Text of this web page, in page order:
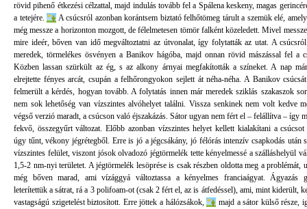
rövid pihenő étkezési célzattal, majd indulás tovább fel a Spálena keskeny, magas
a tetejére.
A csúcsról azonban korántsem biztató felhőtömeg tárult a szemük elé,
még messze a horizonton mozgott, de félelmetesen tömör falként közeledett. Mivel
mire ideér, bőven van idő megváltoztatni az útvonalat, így folytatták az utat. A
meredek, törmelékes ösvényen a Banikov hágóba, majd onnan rövid mászással fel a
Közben lassan szürkült az ég, s az alkony árnyai megfakították a színeket. A nap
elrejtette fényes arcát, csupán a felhőrongyokon sejlett át néha-néha. A Banikov
felmerült a kérdés, hogyan tovább. A folytatás innen már meredek sziklás szakaszok
nem sok lehetőség van vízszintes alvóhelyet találni. Vissza senkinek nem volt kedve
végső verzió maradt, a csúcson való éjszakázás. Sátor ugyan nem fért el – felállítva – így
fekvő, összegyűrt változat. Előbb azonban vízszintes helyet kellett kialakítani a
úgy tűnt, vékony jégrétegből. Erre is jó a jégcsákány, jó félórás intenzív csapkodás után
vízszintes felület, viszont jósok olvadozó jégtörmelék tette kényelmessé a szálláshelyül
1,5-2 nm-nyi területet. A jégtörmelék lesöprése is csak részben oldotta meg a problémát,
még bőven marad, ami vízággyá változtassa a kényelmes franciaágyat. Ágyazás
leterítettük a sátrat, rá a 3 polifoam-ot (csak 2 fért el, az is átfedéssel), ami, mint kiderült,
vastagságú szigetelést biztosított. Erre jöttek a hálózsákok,
majd a sátor külső része,